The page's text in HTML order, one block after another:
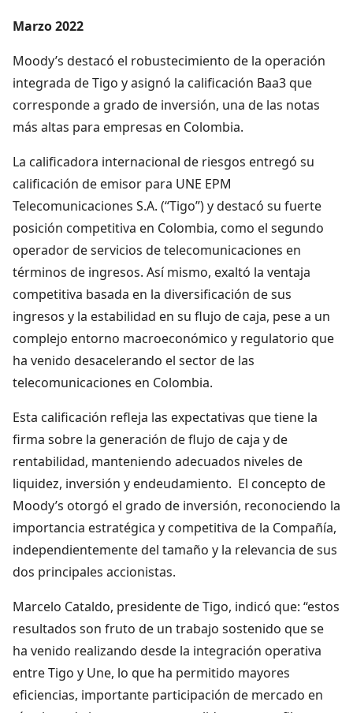
Marzo 2022
Moody’s destacó el robustecimiento de la operación
integrada de Tigo y asignó la calificación Baa3 que
corresponde a grado de inversión, una de las notas
más altas para empresas en Colombia.
La calificadora internacional de riesgos entregó su
calificación de emisor para UNE EPM
Telecomunicaciones S.A. (“Tigo”) y destacó su fuerte
posición competitiva en Colombia, como el segundo
operador de servicios de telecomunicaciones en
términos de ingresos. Así mismo, exaltó la ventaja
competitiva basada en la diversificación de sus
ingresos y la estabilidad en su flujo de caja, pese a un
complejo entorno macroeconómico y regulatorio que
ha venido desacelerando el sector de las
telecomunicaciones en Colombia.
Esta calificación refleja las expectativas que tiene la
firma sobre la generación de flujo de caja y de
rentabilidad, manteniendo adecuados niveles de
liquidez, inversión y endeudamiento. El concepto de
Moody’s otorgó el grado de inversión, reconociendo la
importancia estratégica y competitiva de la Compañía,
independientemente del tamaño y la relevancia de sus
dos principales accionistas.
Marcelo Cataldo, presidente de Tigo, indicó que: “estos
resultados son fruto de un trabajo sostenido que se
ha venido realizando desde la integración operativa
entre Tigo y Une, lo que ha permitido mayores
eficiencias, importante participación de mercado en